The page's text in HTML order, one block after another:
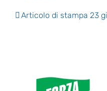
Articolo di stampa 23